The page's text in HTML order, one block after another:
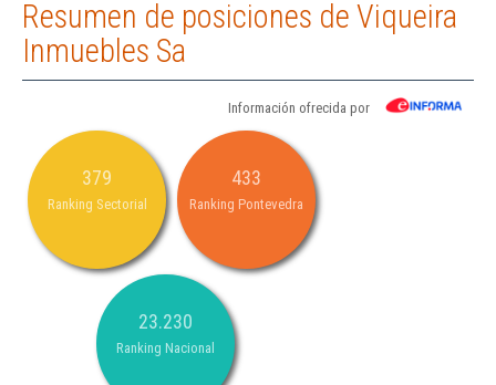
Resumen de posiciones de Viqueira
Inmuebles Sa
Información ofrecida por
379
Ranking Sectorial
433
Ranking Pontevedra
23.230
Ranking Nacional